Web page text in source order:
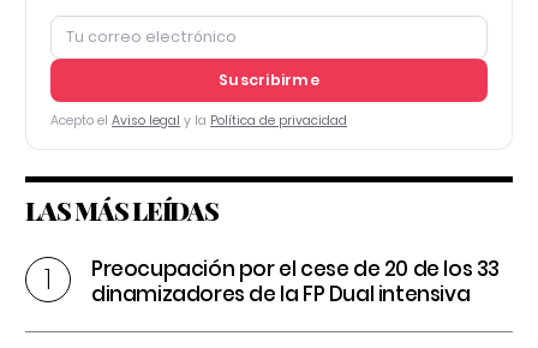
Suscribirme
Acepto el Aviso legal y la Política de privacidad
LAS MÁS LEÍDAS
Preocupación por el cese de 20 de los 33
dinamizadores de la FP Dual intensiva